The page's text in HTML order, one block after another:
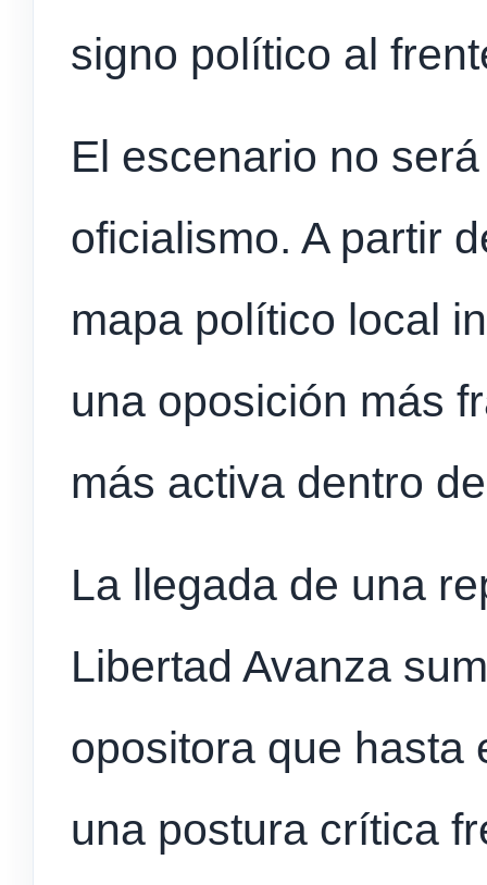
signo político al
El escenario no
oficialismo. A partir
mapa político local
una oposición más
más activa dentro
La llegada de una
Libertad Avanza
opositora que hasta
una postura crítica